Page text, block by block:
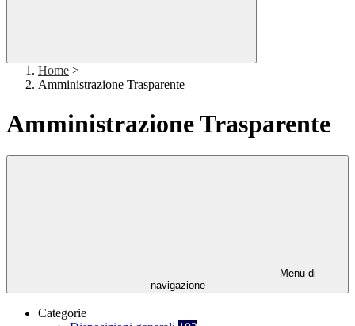
Home >
Amministrazione Trasparente
Amministrazione Trasparente
Menu di
navigazione
Categorie